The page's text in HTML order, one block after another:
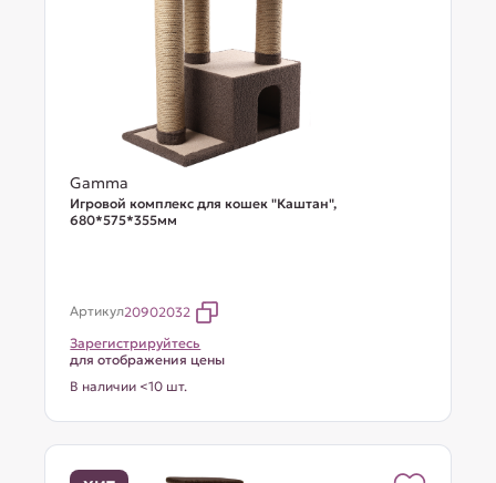
Gamma
Игровой комплекс для кошек "Каштан",
680*575*355мм
Артикул20902032
Зарегистрируйтесь
для отображения цены
В наличии <10 шт.